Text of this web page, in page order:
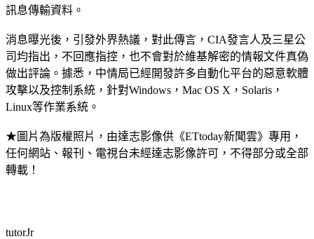
訊息傳輸資料。
消息曝光後，引發外界熱議，對此傳言，CIA發言人及三星公
司均指出，不回應指控，也不會對於維基解密的情報文件真偽
做出評論。據悉，中情局已經開發許多自動化平台的惡意軟體
攻擊以及控制系統，針對Windows，Mac OS X，Solaris，
Linux等作業系統。
★圖片為版權照片，由達志影像供《ETtoday新聞雲》專用，
任何網站、報刊、電視台未經達志影像許可，不得部分或全部
轉載！
tutorJr